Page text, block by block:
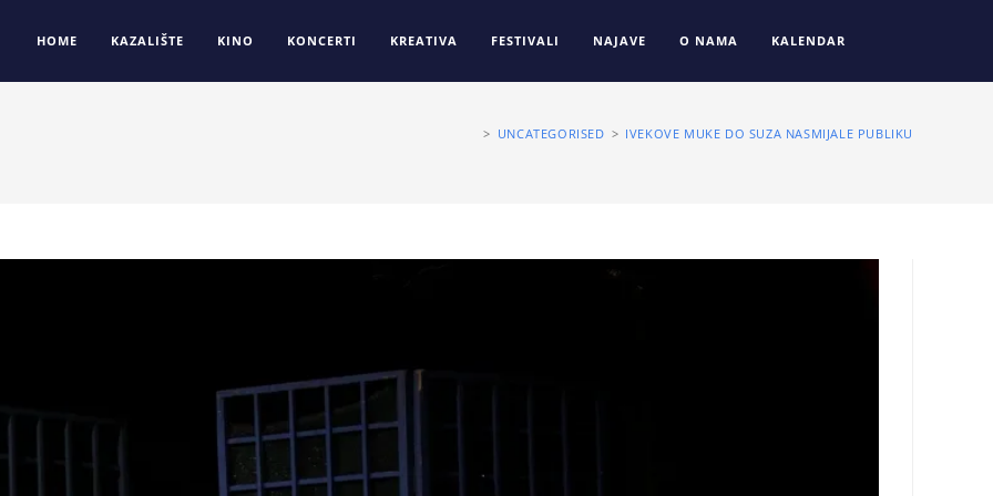
HOME KAZALIŠTE KINO KONCERTI KREATIVA FESTIVALI NAJAVE O NAMA KALENDAR
> UNCATEGORISED > IVEKOVE MUKE DO SUZA NASMIJALE PUBLIKU